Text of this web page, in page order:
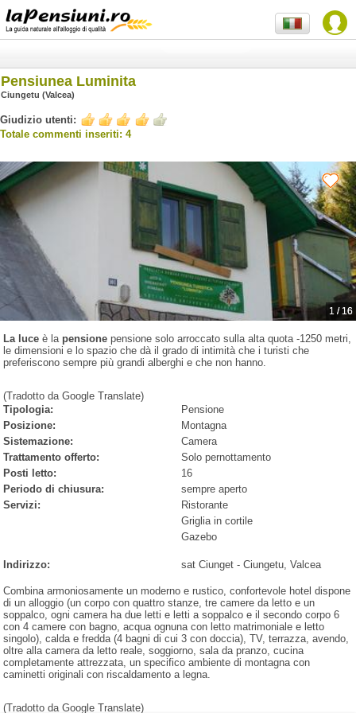
Pensiunea Luminita
Ciungetu (Valcea)
Giudizio utenti:
Totale commenti inseriti: 4
1 /16
La luce è la pensione pensione solo arroccato sulla alta quota -1250 metri,
le dimensioni e lo spazio che dà il grado di intimità che i turisti che
preferiscono sempre più grandi alberghi e che non hanno.
(Tradotto da Google Translate)
Tipologia:
Pensione
Posizione:
Montagna
Sistemazione:
Camera
Trattamento offerto:
Solo pernottamento
Posti letto:
16
Periodo di chiusura:
sempre aperto
Servizi:
Ristorante
Griglia in cortile
Gazebo
Indirizzo: sat Ciunget -Ciungetu, Valcea
Combina armoniosamente un moderno e rustico, confortevole hotel dispone
di un alloggio (un corpo con quattro stanze, tre camere da letto e un
soppalco, ogni camera ha due letti e letti a soppalco e il secondo corpo 6
con 4 camere con bagno, acqua ognuna con letto matrimoniale e letto
singolo), calda e fredda (4 bagni di cui 3 con doccia), TV, terrazza, avendo,
oltre alla camera da letto reale, soggiorno, sala da pranzo, cucina
completamente attrezzata, un specifico ambiente di montagna con
caminetti originali con riscaldamento a legna.
(Tradotto da Google Translate)